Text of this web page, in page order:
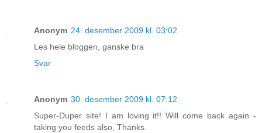
Anonym 24. desember 2009 kl. 03:02
Les hele bloggen, ganske bra
Svar
Anonym 30. desember 2009 kl. 07:12
Super-Duper site! I am loving it!! Will come back again -
taking you feeds also, Thanks.